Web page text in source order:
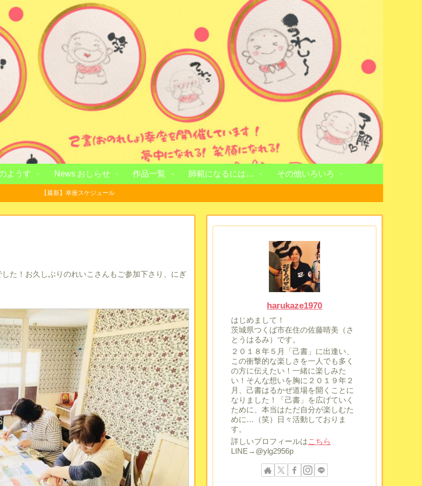
ようす News おしらせ 作品一覧 師範になるには… その他いろいろ
【最新】幸座スケジュール
た！お久しぶりのれいこさんもご参加下さり、にぎ
harukaze1970
はじめまして！
茨城県つくば市在住の佐藤晴美（さ
とうはるみ）です。
２０１８年５月「己書」に出逢い、
この衝撃的な楽しさを一人でも多く
の方に伝えたい！一緒に楽しみた
い！そんな想いを胸に２０１９年２
月、己書はるかぜ道場を開くことに
なりました！「己書」を広げていく
ために、本当はただ自分が楽しむた
めに…（笑）日々活動しておりま
す。
詳しいプロフィールはこちら
LINE→@ylg2956p